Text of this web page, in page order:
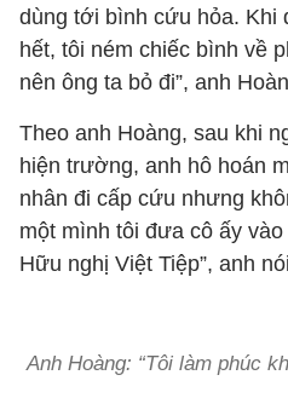
dùng tới bình cứu hỏa. Khi
hết, tôi ném chiếc bình về
nên ông ta bỏ đi”, anh
Theo anh Hoàng, sau khi
hiện trường, anh hô hoán
nhân đi cấp cứu nhưng
một mình tôi đưa cô ấy
Hữu nghị Việt Tiệp”, anh
Anh Hoàng: “Tôi làm phúc